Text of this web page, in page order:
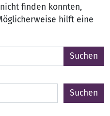
finden konnten,
hilft eine
Suchen